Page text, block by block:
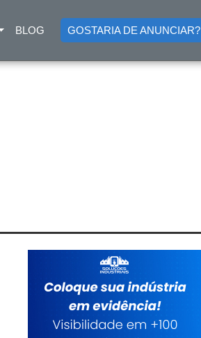
BLOG GOSTARIA DE ANUNCIAR?